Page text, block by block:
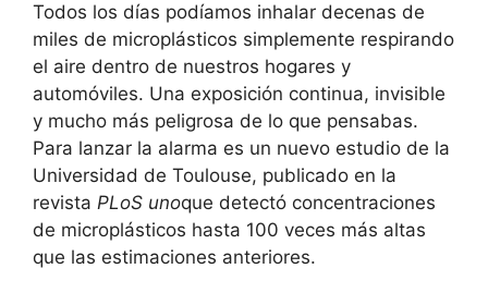
Todos los días podíamos inhalar decenas de
miles de microplásticos simplemente respirando
el aire dentro de nuestros hogares y
automóviles. Una exposición continua, invisible
y mucho más peligrosa de lo que pensabas.
Para lanzar la alarma es un nuevo estudio de la
Universidad de Toulouse, publicado en la
revista PLoS unoque detectó concentraciones
de microplásticos hasta 100 veces más altas
que las estimaciones anteriores.